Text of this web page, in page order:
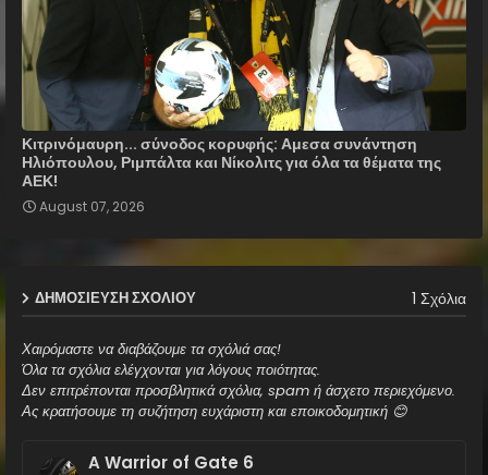
Κιτρινόμαυρη... σύνοδος κορυφής: Αμεσα συνάντηση
Ηλιόπουλου, Ριμπάλτα και Νίκολιτς για όλα τα θέματα της
ΑΕΚ!
August 07, 2026
ΔΗΜΟΣΊΕΥΣΗ ΣΧΟΛΊΟΥ 1 Σχόλια
Χαιρόμαστε να διαβάζουμε τα σχόλιά σας!
Όλα τα σχόλια ελέγχονται για λόγους ποιότητας.
Δεν επιτρέπονται προσβλητικά σχόλια, spam ή άσχετο περιεχόμενο.
Ας κρατήσουμε τη συζήτηση ευχάριστη και εποικοδομητική 😊
A Warrior of Gate 6